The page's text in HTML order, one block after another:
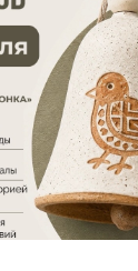
50
действующих